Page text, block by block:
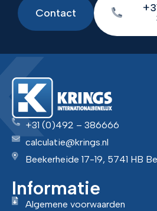
Contact
+31 (0)492 – 386666
calculatie@krings.nl
Beekerheide 17-19, 5741 HB
Informatie
Algemene voorwaarden